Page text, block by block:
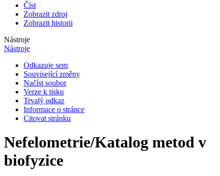
Číst
Zobrazit zdroj
Zobrazit historii
Nástroje
Nástroje
Odkazuje sem
Související změny
Načíst soubor
Verze k tisku
Trvalý odkaz
Informace o stránce
Citovat stránku
Nefelometrie/Katalog metod v
biofyzice